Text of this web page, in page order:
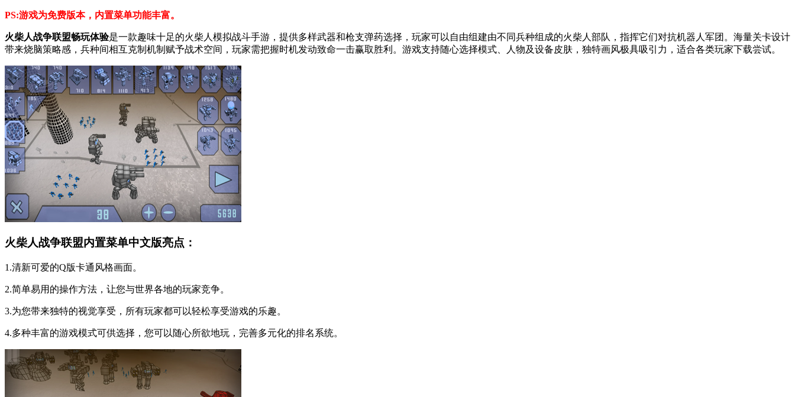
PS:游戏为免费版本，内置菜单功能丰富。
火柴人战争联盟畅玩体验是一款趣味十足的火柴人模拟战斗手游，提供多样武器和枪支弹药选择，玩家可以自由组建由不同兵种组成的火柴人部队，指挥它们对抗机器人军团。海量关卡设计
带来烧脑策略感，兵种间相互克制机制赋予战术空间，玩家需把握时机发动致命一击赢取胜利。游戏支持随心选择模式、人物及设备皮肤，独特画风极具吸引力，适合各类玩家下载尝试。
火柴人战争联盟内置菜单中文版亮点：
1.清新可爱的Q版卡通风格画面。
2.简单易用的操作方法，让您与世界各地的玩家竞争。
3.为您带来独特的视觉享受，所有玩家都可以轻松享受游戏的乐趣。
4.多种丰富的游戏模式可供选择，您可以随心所欲地玩，完善多元化的排名系统。